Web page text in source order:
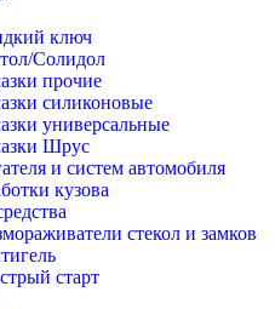
ключ
Солидол
прочие
силиконовые
универсальные
Шрус
и систем автомобиля
кузова
стекол и замков
старт